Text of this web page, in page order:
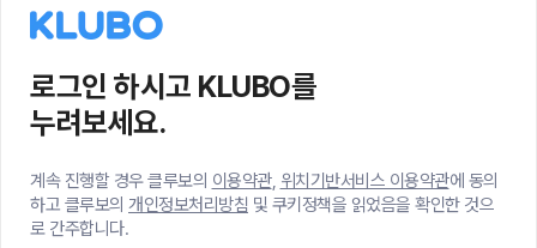
로그인 하시고 KLUBO를
누려보세요.
계속 진행할 경우 클루보의 이용약관, 위치기반서비스 이용약관에 동의
하고 클루보의 개인정보처리방침 및 쿠키정책을 읽었음을 확인한 것으
로 간주합니다.